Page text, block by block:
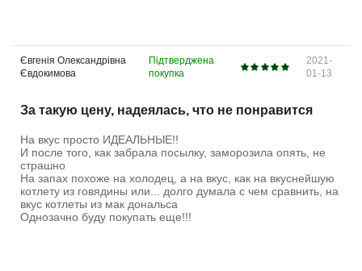
Євгенія Олександрівна
Євдокимова
Підтверджена
покупка
2021-
01-13
За такую цену, надеялась, что не понравится
На вкус просто ИДЕАЛЬНЫЕ!!
И после того, как забрала посылку, заморозила опять, не
страшно
На запах похоже на холодец, а на вкус, как на вкуснейшую
котлету из говядины или... долго думала с чем сравнить, на
вкус котлеты из мак дональса
Однозачно буду покупать еще!!!